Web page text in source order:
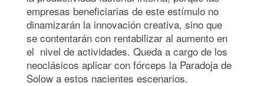
empresas beneficiarias de este estímulo no
dinamizarán la innovación creativa, sino que
se contentarán con rentabilizar al aumento en
el nivel de actividades. Queda a cargo de los
neoclásicos aplicar con fórceps la Paradoja de
Solow a estos nacientes escenarios.